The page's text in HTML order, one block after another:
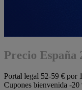
Precio España
Portal legal 52-59 € por
Cupones bienvenida -